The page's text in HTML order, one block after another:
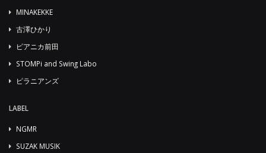
MINAKEKKE
古澤ひかり
ピアニカ前田
STOMPi and Swing Labo
ピラニアンズ
LABEL
NGMR
SUZAK MUSIK